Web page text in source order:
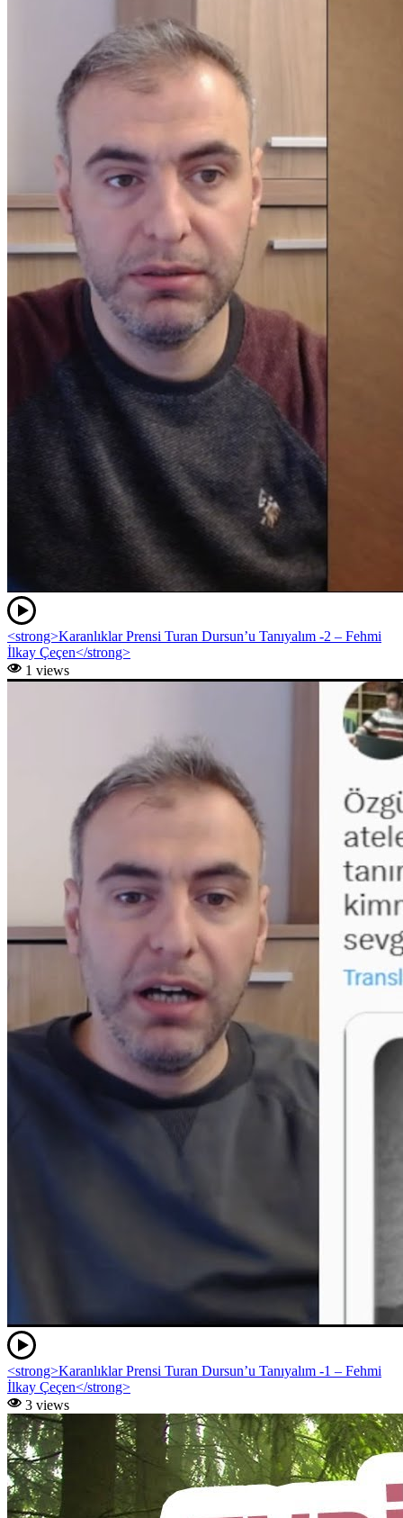
<strong>Karanlıklar Prensi Turan Dursun’u Tanıyalım -2 – Fehmi
İlkay Çeçen</strong>
1 views
<strong>Karanlıklar Prensi Turan Dursun’u Tanıyalım -1 – Fehmi
İlkay Çeçen</strong>
3 views